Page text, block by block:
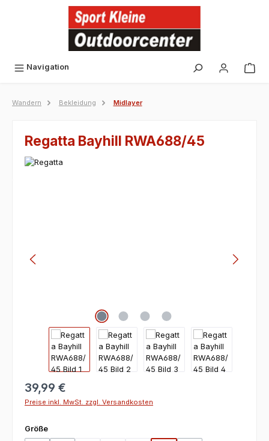
Navigation
Wandern Bekleidung Midlayer
Regatta Bayhill RWA688/45
39,99 €
Preise inkl. MwSt. zzgl. Versandkosten
Größeauswählen